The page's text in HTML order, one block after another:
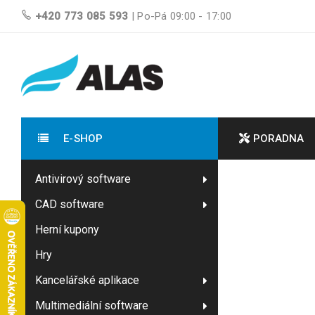
+420 773 085 593 | Po-Pá 09:00 - 17:00
E-SHOP
Antivirový software
CAD software
Herní kupony
Hry
Kancelářské aplikace
Multimediální software
PORADNA